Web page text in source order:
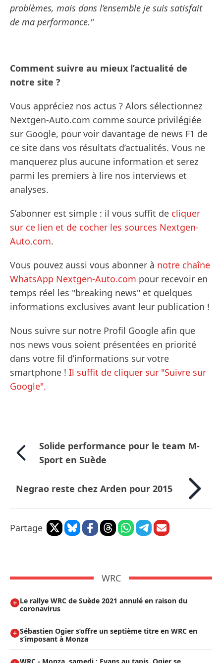
problèmes, mais dans l’ensemble je suis satisfait
de ma performance."
Comment suivre au mieux l’actualité de
notre site ?
Vous appréciez nos actus ? Alors sélectionnez
Nextgen-Auto.com comme source privilégiée
sur Google, pour voir davantage de news F1 de
ce site dans vos résultats d’actualités. Vous ne
manquerez plus aucune information et serez
parmi les premiers à lire nos interviews et
analyses.
S’abonner est simple : il vous suffit de cliquer
sur ce lien et de cocher les sources Nextgen-
Auto.com.
Vous pouvez aussi vous abonner à notre chaîne
WhatsApp Nextgen-Auto.com pour recevoir en
temps réel les "breaking news" et quelques
informations exclusives avant leur publication !
Nous suivre sur notre Profil Google afin que
nos news vous soient présentées en priorité
dans votre fil d’informations sur votre
smartphone ! Il suffit de cliquer sur "Suivre sur
Google".
Solide performance pour le team M-
Sport en Suède
Negrao reste chez Arden pour 2015
Partage
WRC
Le rallye WRC de Suède 2021 annulé en raison du
coronavirus
Sébastien Ogier s’offre un septième titre en WRC en
s’imposant à Monza